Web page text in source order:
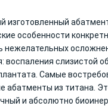
изготовленный
особенности
нежелательных
воспаления слизистой
Самые
абатменты из титана.
и абсолютно